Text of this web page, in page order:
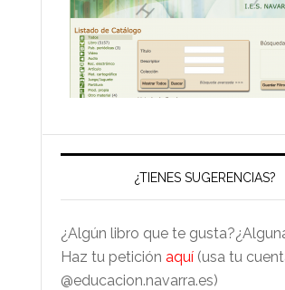
¿TIENES SUGERENCIAS?
¿Algún libro que te
Haz tu petición aquí (usa tu
@educacion.navarra.es)